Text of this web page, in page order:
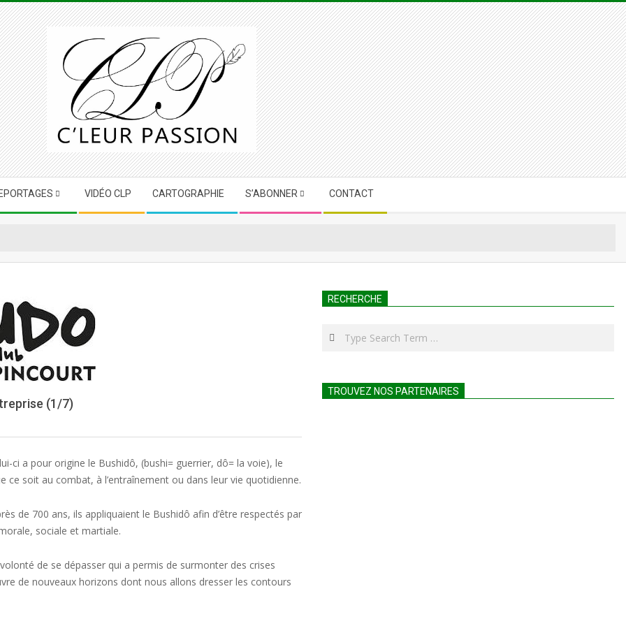
VIDÉO CLP CARTOGRAPHIE S’ABONNER CONTACT
(1/7)
ci a pour origine le Bushidô, (bushi= guerrier, dô= la voie), le
soit au combat, à l’entraînement ou dans leur vie quotidienne.
de 700 ans, ils appliquaient le Bushidô afin d’être respectés par
sociale et martiale.
de se dépasser qui a permis de surmonter des crises
de nouveaux horizons dont nous allons dresser les contours
RECHERCHE
TROUVEZ NOS PARTENAIRES